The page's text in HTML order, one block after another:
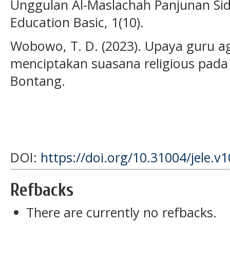
Unggulan Al-Maslachah Panjunan
Education Basic, 1(10).
Wobowo, T. D. (2023). Upaya guru
menciptakan suasana religious
Bontang.
DOI: https://doi.org/10.31004/
Refbacks
There are currently no refbacks.